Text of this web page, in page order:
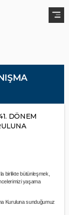
DÖNEM
birlikte bütünleşmek,
yaşama
Kuruluna sunduğumuz